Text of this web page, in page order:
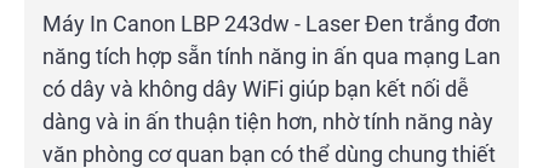
Máy In Canon LBP 243dw - Laser Đen trắng đơn
năng tích hợp sẵn tính năng in ấn qua mạng Lan
có dây và không dây WiFi giúp bạn kết nối dễ
dàng và in ấn thuận tiện hơn, nhờ tính năng này
văn phòng cơ quan bạn có thể dùng chung thiết